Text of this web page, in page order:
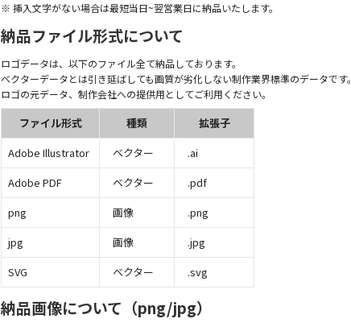
※ 挿入文字がない場合は最短当日~翌営業日に納品いたします。
納品ファイル形式について
ロゴデータは、以下のファイル全て納品しております。
ベクターデータとは引き延ばしても画質が劣化しない制作業界標準のデータです。
ロゴの元データ、制作会社への提供用としてご利用ください。
ファイル形式 種類
拡張子
Adobe Illustrator
ベクター
.ai
Adobe PDF
ベクター
.pdf
png
画像
.png
jpg
画像
.jpg
SVG
ベクター .svg
納品画像について（png/jpg）